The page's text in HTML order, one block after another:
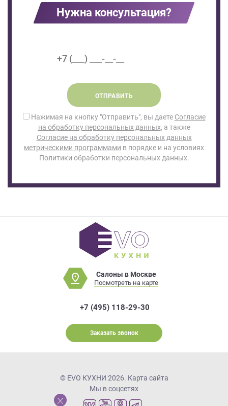
Нужна консультация?
ОТПРАВИТЬ
Нажимая на кнопку "Отправить", вы даете Согласие
на обработку персональных данных, а также
Согласие на обработку персональных данных
метрическими программами в порядке и на условиях
Политики обработки персональных данных.
Салоны в Москве
Посмотреть на карте
+7 (495) 118-29-30
Заказать звонок
© EVO КУХНИ 2026. Карта сайта
Мы в соцсетях